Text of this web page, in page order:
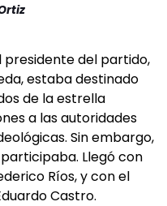
presidente del partido,
estaba destinado
de la estrella
a las autoridades
Sin embargo,
Llegó con
Ríos, y con el
Castro.